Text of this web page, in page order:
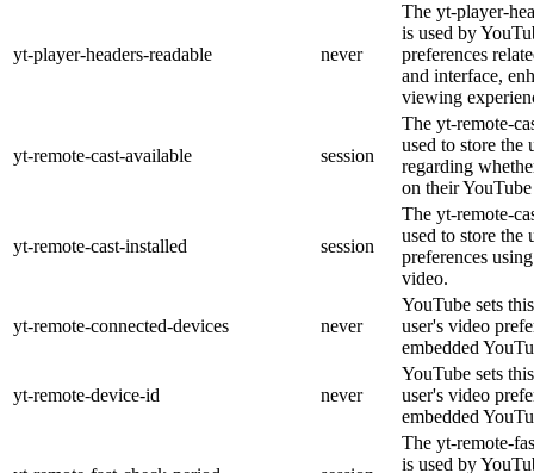
yt-player-headers-readable never
The yt-player-
is used by
preferences
and interface,
viewing
yt-remote-cast-available session
The yt-remote-
used to store the
regarding
on their
yt-remote-cast-installed session
The yt-remote-
used to store the
preferences
video.
yt-remote-connected-devices never
YouTube sets
user's video
embedded
yt-remote-device-id never
YouTube sets
user's video
embedded
The yt-remote-
is used by